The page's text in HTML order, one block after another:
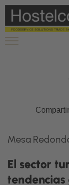
Mesa
El sector
tendencias